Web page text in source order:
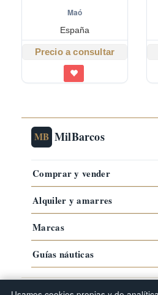
Maó
España
Precio a consultar
MB MilBarcos
Comprar y vender
Alquiler y amarres
Marcas
Guías náuticas